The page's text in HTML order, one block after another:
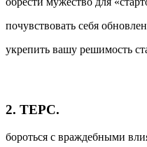
почувствовать себя
укрепить вашу решимость
2. ТЕРС.
бороться с враждебными